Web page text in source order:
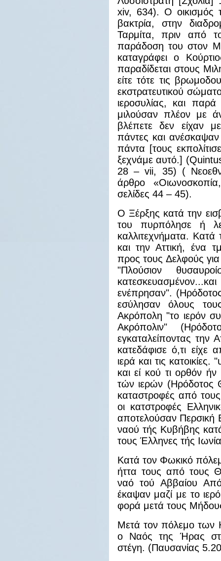
xiv, 634). Ο οικισμός
βακτρία, στην
Ταρμίτα, πριν από
παράδοση του στον
καταγράφει ο
παραδίδεται στους
είτε τότε τις
εκστρατευτικού
ιεροσυλίας, και παρά
μιλούσαν πλέον με
βλέπετε δεν είχαν
πάντες και
πάντα [τους
ξεχνάμε αυτό.]
28 – vii, 35) (
άρθρο
σελίδες 44 – 45).
Ο Ξέρξης κατά την
του πυρπόλησε ή
καλλιτεχνήματα.
και την Αττική, ένα
προς τους Δελφούς
"Πλούσιον
ενέπρησαν".
εσύλησαν όλους
Ακρόπολη "το ιερόν
Ακρόπολιν"
εγκαταλείποντας την
κατεδάφισε ό,τι είχε
ιερά και τις
και εί κού τι ορθόν
τών ιερών (Ηρόδοτος
καταστροφές από
οι κατστροφές
αποτελούσαν
ναού τής Κυβήβης
τους Έλληνες τής
Κατά τον Φωκικό
ήττα τους από τους
ναό τού Αββαίου
έκαψαν μαζί με το
φορά μετά τους
Μετά τον πόλεμο των
ο Ναός της Ήρας
στέγη. (Παυσανίας